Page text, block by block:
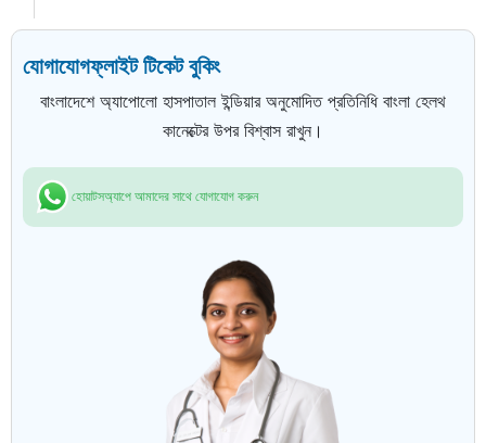
যোগাযোগফ্লাইট টিকেট বুকিং
বাংলাদেশে অ্যাপোলো হাসপাতাল ইন্ডিয়ার অনুমোদিত প্রতিনিধি বাংলা হেলথ
কানেক্টের উপর বিশ্বাস রাখুন।
হোয়াটসঅ্যাপে আমাদের সাথে যোগাযোগ করুন